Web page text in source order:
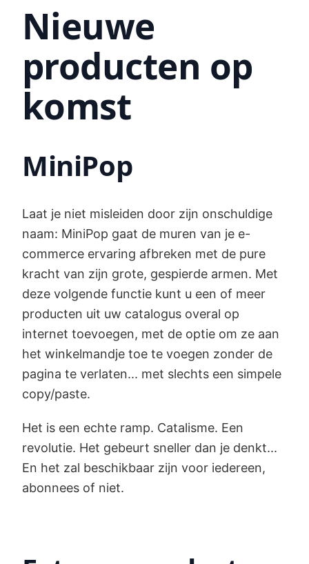
Nieuwe
producten op
komst
MiniPop
Laat je niet misleiden door zijn onschuldige
naam: MiniPop gaat de muren van je e-
commerce ervaring afbreken met de pure
kracht van zijn grote, gespierde armen. Met
deze volgende functie kunt u een of meer
producten uit uw catalogus overal op
internet toevoegen, met de optie om ze aan
het winkelmandje toe te voegen zonder de
pagina te verlaten... met slechts een simpele
copy/paste.
Het is een echte ramp. Catalisme. Een
revolutie. Het gebeurt sneller dan je denkt...
En het zal beschikbaar zijn voor iedereen,
abonnees of niet.